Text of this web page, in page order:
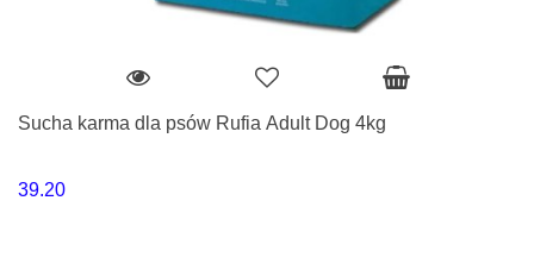
Sucha karma dla psów Rufia Adult Dog 4kg
39.20